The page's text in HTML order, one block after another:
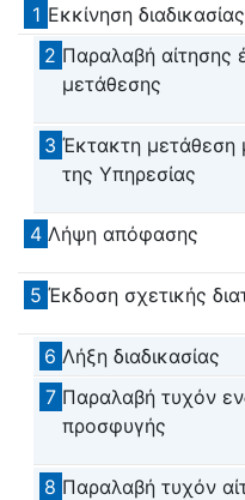
1 Εκκίνηση διαδικασίας
2 Παραλαβή αίτησης
μετάθεσης
3 Έκτακτη μετάθεση
της Υπηρεσίας
4 Λήψη απόφασης
5 Έκδοση σχετικής
6 Λήξη διαδικασίας
7 Παραλαβή τυχόν
προσφυγής
8 Παραλαβή τυχόν